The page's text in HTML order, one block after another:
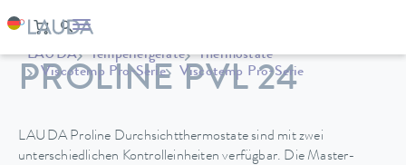
LAUDA Temperiergeräte
Thermostate
Viscotemp Pro-Serie
Viscotemp Pro-Serie
PROLINE PVL 24
LAUDA Proline Durchsichtthermostate sind mit zwei
unterschiedlichen Kontrolleinheiten verfügbar. Die Master-